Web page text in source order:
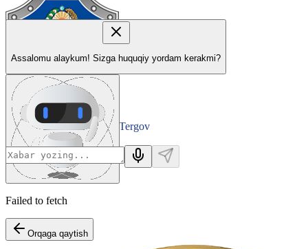
Tergov
Departamenti
Assalomu alaykum! Sizga huquqiy yordam kerakmi?
Failed to fetch
Orqaga qaytish